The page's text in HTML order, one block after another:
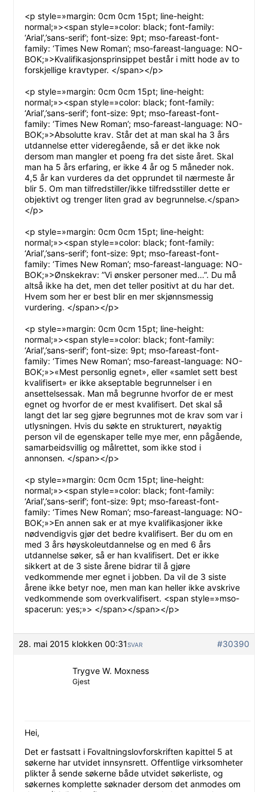
<p style=»margin: 0cm 0cm 15pt; line-height:
normal;»><span style=»color: black; font-family:
‘Arial’,’sans-serif’; font-size: 9pt; mso-fareast-font-
family: ‘Times New Roman’; mso-fareast-language: NO-
BOK;»>Kvalifikasjonsprinsippet består i mitt hode av to
forskjellige kravtyper. </span></p>
<p style=»margin: 0cm 0cm 15pt; line-height:
normal;»><span style=»color: black; font-family:
‘Arial’,’sans-serif’; font-size: 9pt; mso-fareast-font-
family: ‘Times New Roman’; mso-fareast-language: NO-
BOK;»>Absolutte krav. Står det at man skal ha 3 års
utdannelse etter videregående, så er det ikke nok
dersom man mangler et poeng fra det siste året. Skal
man ha 5 års erfaring, er ikke 4 år og 5 måneder nok.
4,5 år kan vurderes da det opprundet til nærmeste år
blir 5. Om man tilfredstiller/ikke tilfredsstiller dette er
objektivt og trenger liten grad av begrunnelse.</span>
</p>
<p style=»margin: 0cm 0cm 15pt; line-height:
normal;»><span style=»color: black; font-family:
‘Arial’,’sans-serif’; font-size: 9pt; mso-fareast-font-
family: ‘Times New Roman’; mso-fareast-language: NO-
BOK;»>Ønskekrav: ”Vi ønsker personer med…”. Du må
altså ikke ha det, men det teller positivt at du har det.
Hvem som her er best blir en mer skjønnsmessig
vurdering. </span></p>
<p style=»margin: 0cm 0cm 15pt; line-height:
normal;»><span style=»color: black; font-family:
‘Arial’,’sans-serif’; font-size: 9pt; mso-fareast-font-
family: ‘Times New Roman’; mso-fareast-language: NO-
BOK;»>«Mest personlig egnet», eller «samlet sett best
kvalifisert» er ikke akseptable begrunnelser i en
ansettelsessak. Man må begrunne hvorfor de er mest
egnet og hvorfor de er mest kvalifisert. Det skal så
langt det lar seg gjøre begrunnes mot de krav som var i
utlysningen. Hvis du søkte en strukturert, nøyaktig
person vil de egenskaper telle mye mer, enn pågående,
samarbeidsvillig og målrettet, som ikke stod i
annonsen. </span></p>
<p style=»margin: 0cm 0cm 15pt; line-height:
normal;»><span style=»color: black; font-family:
‘Arial’,’sans-serif’; font-size: 9pt; mso-fareast-font-
family: ‘Times New Roman’; mso-fareast-language: NO-
BOK;»>En annen sak er at mye kvalifikasjoner ikke
nødvendigvis gjør det bedre kvalifisert. Ber du om en
med 3 års høyskoleutdannelse og en med 6 års
utdannelse søker, så er han kvalifisert. Det er ikke
sikkert at de 3 siste årene bidrar til å gjøre
vedkommende mer egnet i jobben. Da vil de 3 siste
årene ikke betyr noe, men man kan heller ikke avskrive
vedkommende som overkvalifisert. <span style=»mso-
spacerun: yes;»> </span></span></p>
28. mai 2015 klokken 00:31 #30390
SVAR
Trygve W. Moxness
Gjest
Hei,
Det er fastsatt i Fovaltningslovforskriften kapittel 5 at
søkerne har utvidet innsynsrett. Offentlige virksomheter
plikter å sende søkerne både utvidet søkerliste, og
søkernes komplette søknader dersom det anmodes om